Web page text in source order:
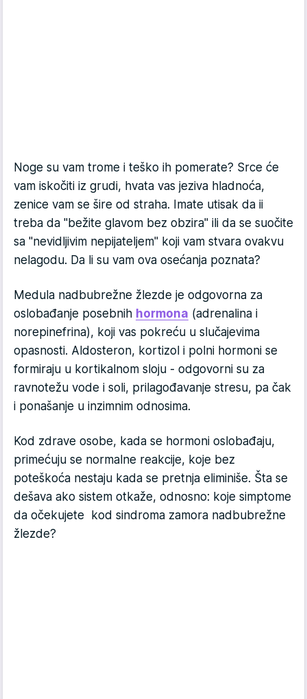
Noge su vam trome i teško ih pomerate? Srce će
vam iskočiti iz grudi, hvata vas jeziva hladnoća,
zenice vam se šire od straha. Imate utisak da ii
treba da "bežite glavom bez obzira" ili da se suočite
sa "nevidljivim nepijateljem" koji vam stvara ovakvu
nelagodu. Da li su vam ova osećanja poznata?
Medula nadbubrežne žlezde je odgovorna za
oslobađanje posebnih hormona (adrenalina i
norepinefrina), koji vas pokreću u slučajevima
opasnosti. Aldosteron, kortizol i polni hormoni se
formiraju u kortikalnom sloju - odgovorni su za
ravnotežu vode i soli, prilagođavanje stresu, pa čak
i ponašanje u inzimnim odnosima.
Kod zdrave osobe, kada se hormoni oslobađaju,
primećuju se normalne reakcije, koje bez
poteškoća nestaju kada se pretnja eliminiše. Šta se
dešava ako sistem otkaže, odnosno: koje simptome
da očekujete kod sindroma zamora nadbubrežne
žlezde?